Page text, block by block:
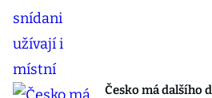
Česko má dalšího